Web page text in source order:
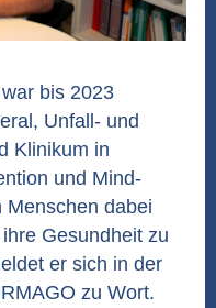
bis 2023
Unfall- und
Klinikum in
und Mind-
Menschen dabei
Gesundheit zu
er sich in der
zu Wort.